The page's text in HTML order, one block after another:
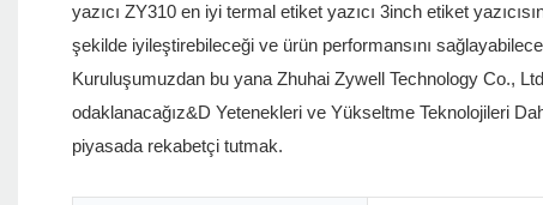
yazıcı ZY310 en iyi termal etiket yazıcı 3inch etiket
şekilde iyileştirebileceği ve ürün performansını
Kuruluşumuzdan bu yana Zhuhai Zywell Technology Co.,
odaklanacağız&D Yetenekleri ve Yükseltme Teknolojileri
piyasada rekabetçi tutmak.